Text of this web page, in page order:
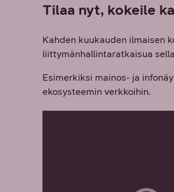
Tilaa nyt, kokeile
Kahden kuukauden ilmaisen
liittymänhallintaratkaisua
Esimerkiksi mainos- ja
ekosysteemin verkkoihin.